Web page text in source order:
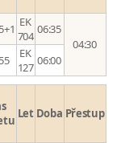
EK
704 06:35
04:30
EK
127 06:00
Let Doba Přestup